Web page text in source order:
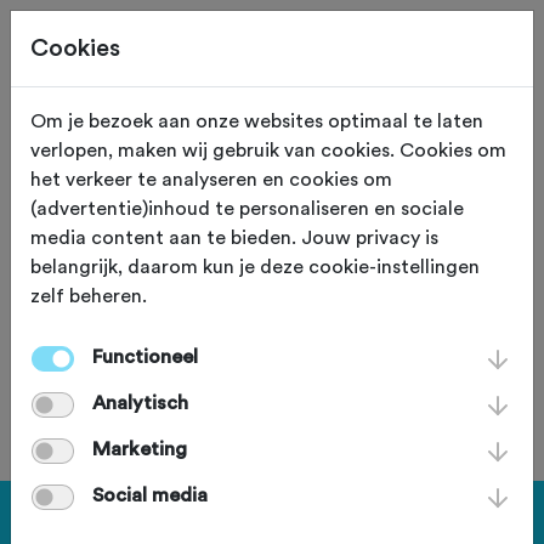
De Mortel Noord Brabant
T.C. Meukerdur
Word lid van deze club
Cookies
Om je bezoek aan onze websites optimaal te laten
verlopen, maken wij gebruik van cookies. Cookies om
het verkeer te analyseren en cookies om
(advertentie)inhoud te personaliseren en sociale
media content aan te bieden. Jouw privacy is
belangrijk, daarom kun je deze cookie-instellingen
zelf beheren.
Functioneel
Analytisch
Marketing
Social media